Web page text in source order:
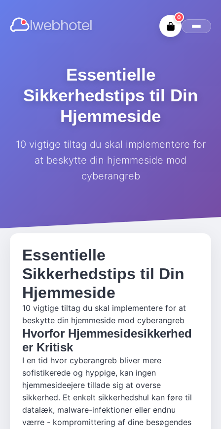
Iwebhotel
0
Essentielle
Sikkerhedstips til Din
Hjemmeside
10 vigtige tiltag du skal implementere for
at beskytte din hjemmeside mod
cyberangreb
Essentielle
Sikkerhedstips til Din
Hjemmeside
10 vigtige tiltag du skal implementere for at
beskytte din hjemmeside mod cyberangreb
Hvorfor Hjemmesidesikkerhed
er Kritisk
I en tid hvor cyberangreb bliver mere
sofistikerede og hyppige, kan ingen
hjemmesideejere tillade sig at overse
sikkerhed. Et enkelt sikkerhedshul kan føre til
datalæk, malware-infektioner eller endnu
værre - kompromittering af dine besøgendes